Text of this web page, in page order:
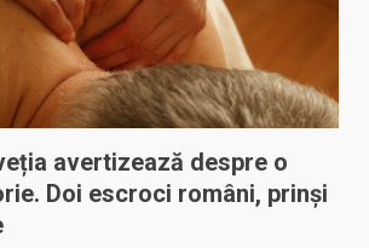
avertizează despre o
Doi escroci români, prinși